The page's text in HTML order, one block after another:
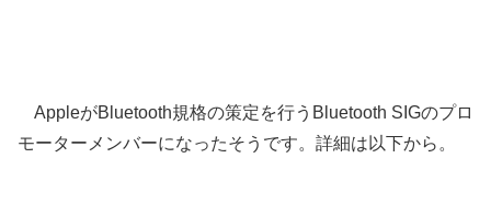
AppleがBluetooth規格の策定を行うBluetooth SIGのプロ
モーターメンバーになったそうです。詳細は以下から。